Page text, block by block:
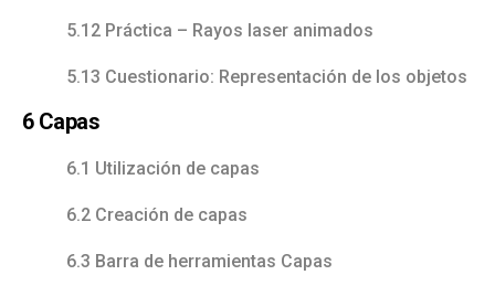
5.12 Práctica – Rayos laser animados
5.13 Cuestionario: Representación de los objetos
6 Capas
6.1 Utilización de capas
6.2 Creación de capas
6.3 Barra de herramientas Capas